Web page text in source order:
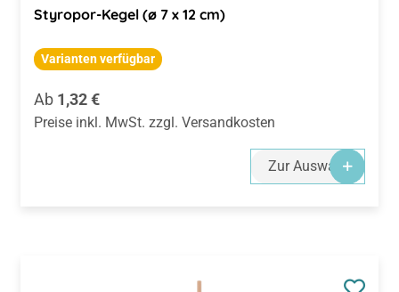
Styropor-Kegel (ø 7 x 12 cm)
Varianten verfügbar
Regulärer Preis:
Ab 1,32 €
Preise inkl. MwSt. zzgl. Versandkosten
Zur Auswahl